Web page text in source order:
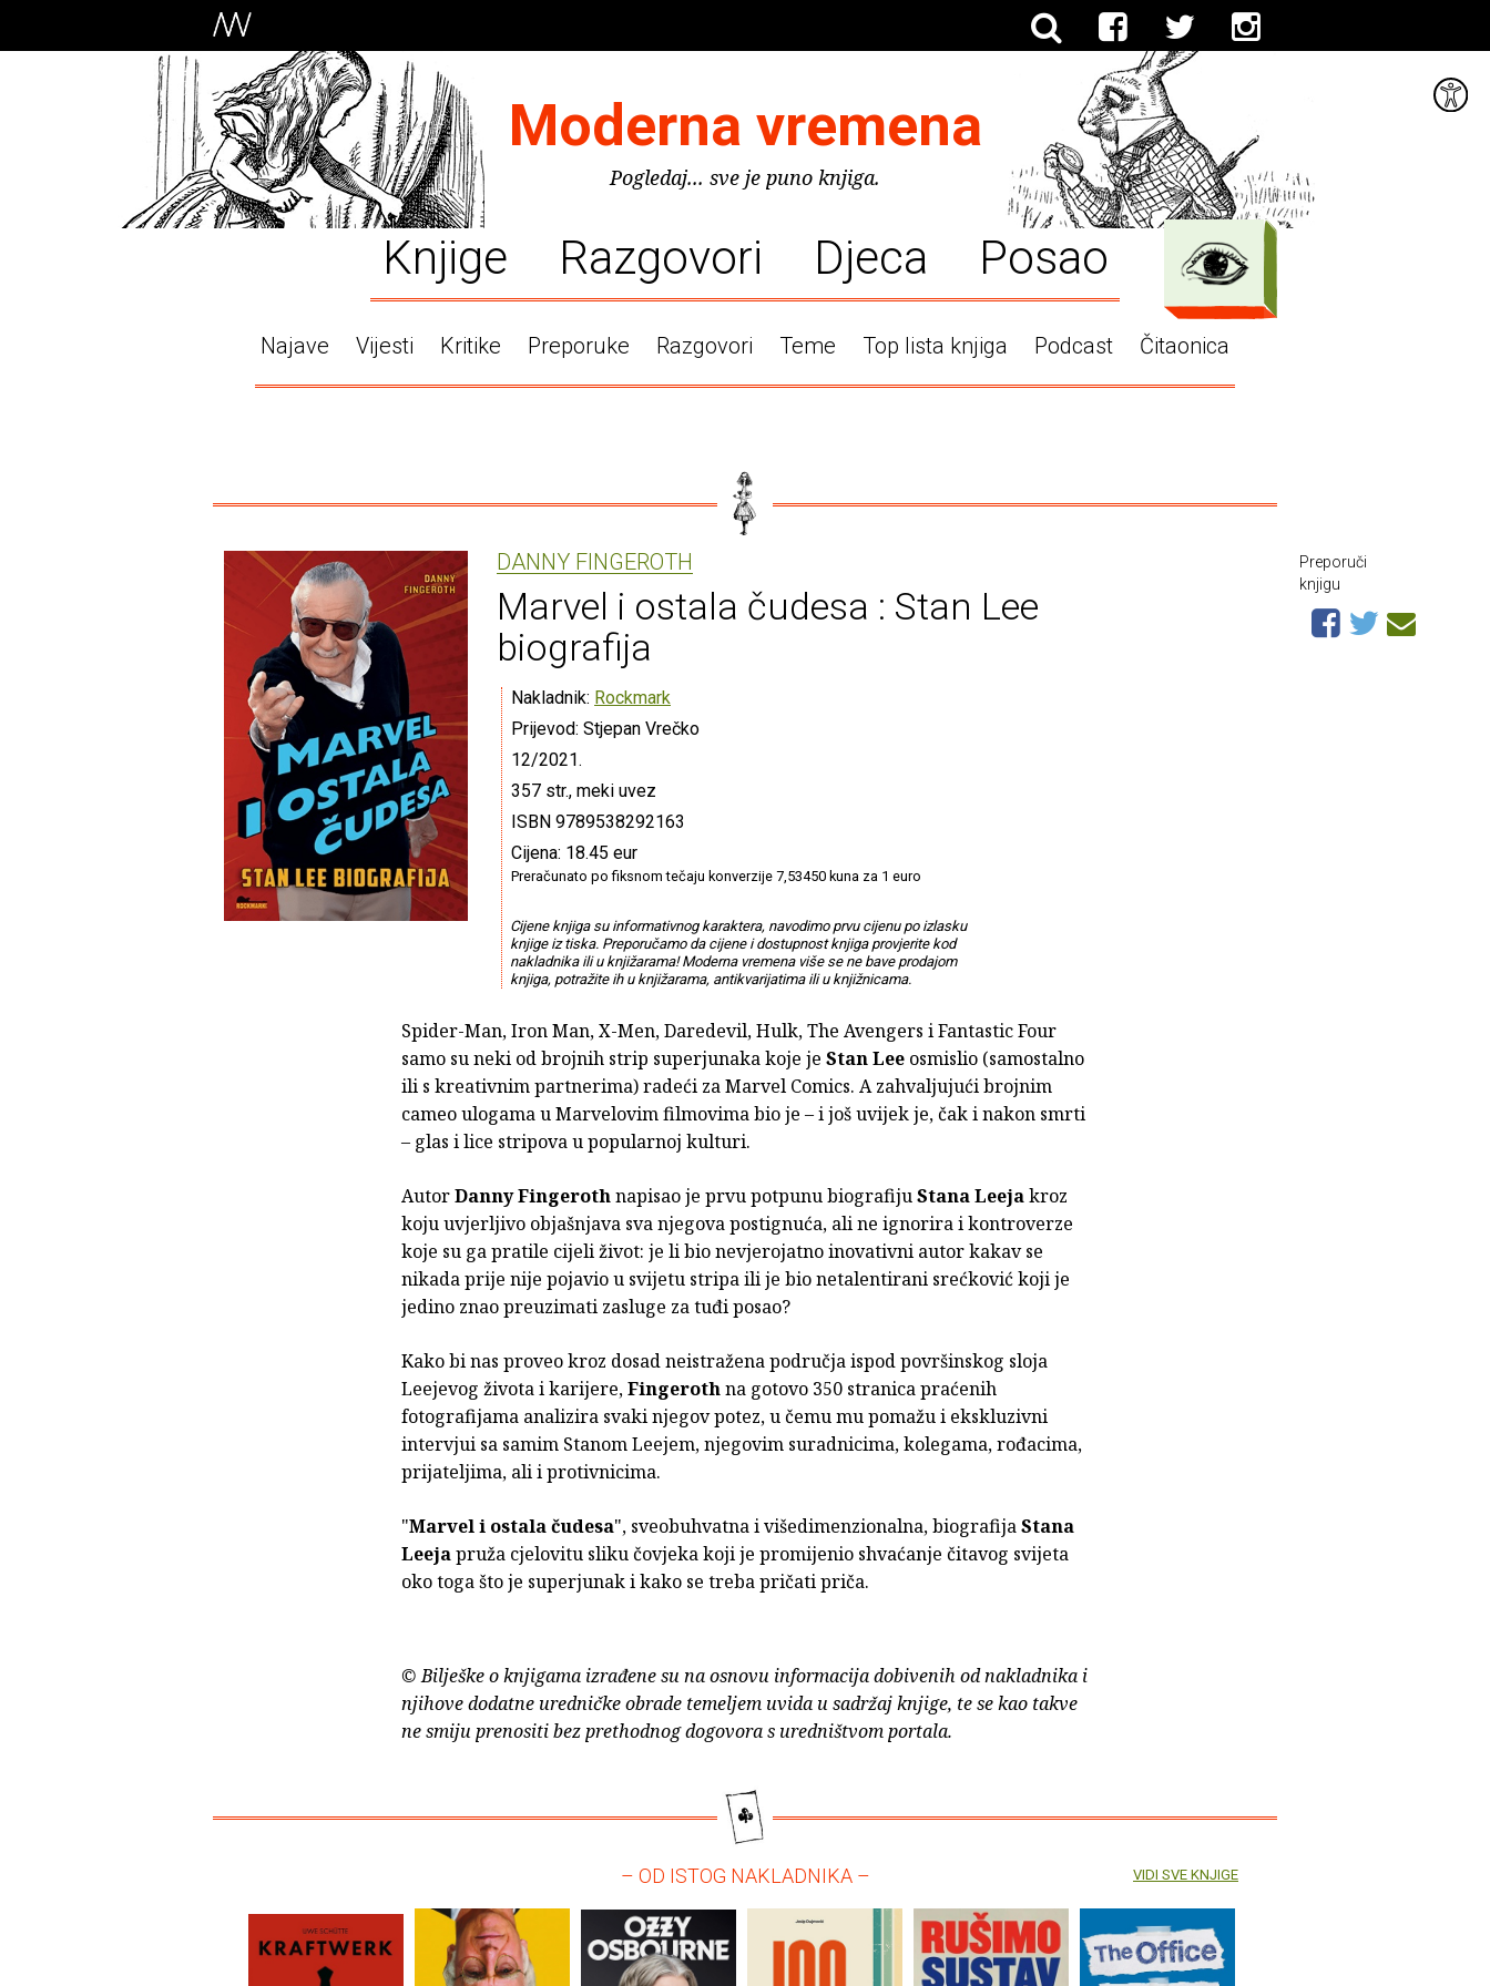
Moderna vremena
Pogledaj... sve je puno knjiga.
Knjige Razgovori Djeca Posao
Najave Vijesti Kritike Preporuke Razgovori Teme Top lista knjiga Podcast Čitaonica
DANNY FINGEROTH
Marvel i ostala čudesa : Stan Lee
biografija
Nakladnik: Rockmark
Prijevod: Stjepan Vrečko
12/2021.
357 str., meki uvez
ISBN 9789538292163
Cijena: 18.45 eur
Preračunato po fiksnom tečaju konverzije 7,53450 kuna za 1 euro
Cijene knjiga su informativnog karaktera, navodimo prvu cijenu po izlasku
knjige iz tiska. Preporučamo da cijene i dostupnost knjiga provjerite kod
nakladnika ili u knjižarama! Moderna vremena više se ne bave prodajom
knjiga, potražite ih u knjižarama, antikvarijatima ili u knjižnicama.
Spider-Man, Iron Man, X-Men, Daredevil, Hulk, The Avengers i Fantastic Four
samo su neki od brojnih strip superjunaka koje je Stan Lee osmislio (samostalno
ili s kreativnim partnerima) radeći za Marvel Comics. A zahvaljujući brojnim
cameo ulogama u Marvelovim filmovima bio je – i još uvijek je, čak i nakon smrti
– glas i lice stripova u popularnoj kulturi.
AutorDanny Fingerothnapisao je prvu potpunu biografijuStana Leejakroz
koju uvjerljivo objašnjava sva njegova postignuća, ali ne ignorira i kontroverze
koje su ga pratile cijeli život: je li bio nevjerojatno inovativni autor kakav se
nikada prije nije pojavio u svijetu stripa ili je bio netalentirani srećković koji je
jedino znao preuzimati zasluge za tuđi posao?
Kako bi nas proveo kroz dosad neistražena područja ispod površinskog sloja
Leejevog života i karijere,Fingerothna gotovo 350 stranica praćenih
fotografijama analizira svaki njegov potez, u čemu mu pomažu i ekskluzivni
intervjui sa samim Stanom Leejem, njegovim suradnicima, kolegama, rođacima,
prijateljima, ali i protivnicima.
"Marvel i ostala čudesa", sveobuhvatna i višedimenzionalna, biografijaStana
Leejapruža cjelovitu sliku čovjeka koji je promijenio shvaćanje čitavog svijeta
oko toga što je superjunak i kako se treba pričati priča.
© Bilješke o knjigama izrađene su na osnovu informacija dobivenih od nakladnika i
njihove dodatne uredničke obrade temeljem uvida u sadržaj knjige, te se kao takve
ne smiju prenositi bez prethodnog dogovora s uredništvom portala.
Preporuči
knjigu
– OD ISTOG NAKLADNIKA – VIDI SVE KNJIGE